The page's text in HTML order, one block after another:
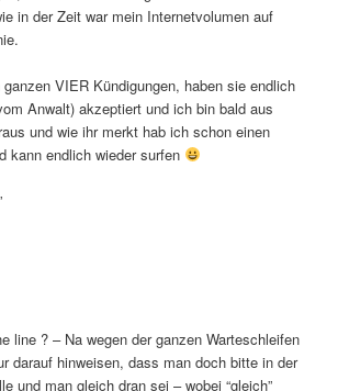
in der Zeit war mein Internetvolumen auf
VIER Kündigungen, haben sie endlich
Anwalt) akzeptiert und ich bin bald aus
und wie ihr merkt hab ich schon einen
kann endlich wieder surfen
line ? – Na wegen der ganzen Warteschleifen
darauf hinweisen, dass man doch bitte in der
und man gleich dran sei – wobei “gleich”